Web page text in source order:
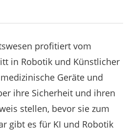
profitiert vom
in Robotik und Künstlicher
Geräte und
ihre Sicherheit und ihren
stellen, bevor sie zum
gibt es für KI und Robotik